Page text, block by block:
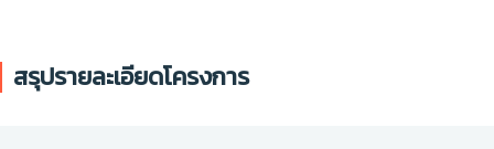
สรุปรายละเอียดโครงการ